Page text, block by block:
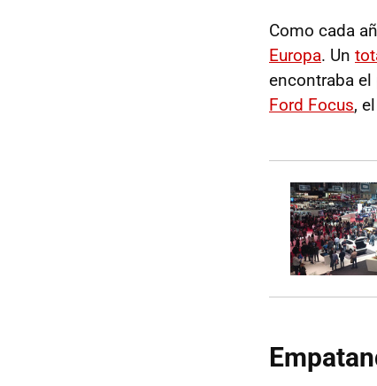
Como cada
Europa. Un
encontraba el
Ford Focus, el